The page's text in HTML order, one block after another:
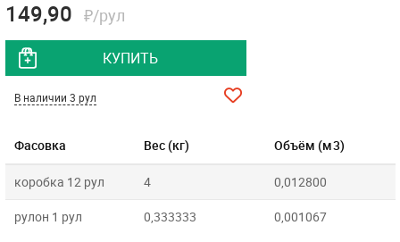
Фасовка Вес (кг) Объём (м3)
коробка 12 рул 4 0,012800
рулон 1 рул 0,333333 0,001067
149,90 ₽/рул
КУПИТЬ
В наличии 3 рул